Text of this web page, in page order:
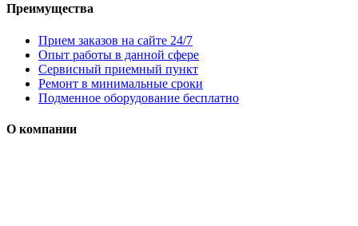
Преимущества
Прием заказов на сайте 24/7
Опыт работы в данной сфере
Сервисный приемный пункт
Ремонт в минимальные сроки
Подменное оборудование бесплатно
О компании